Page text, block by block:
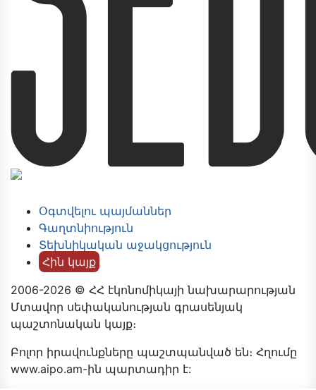
Օգտվելու պայմաններ
Գաղտնիություն
Տեխնիկական աջակցություն
Հին կայք
2006-2026 © ՀՀ էկոնոմիկայի նախարարության
Մտավոր սեփականության գրասենյակ
պաշտոնական կայք։
Բոլոր իրավունքները պաշտպանված են։ Հղումը
www.aipo.am-ին պարտադիր է: